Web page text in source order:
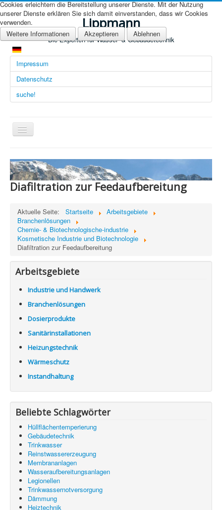
Lippmann
Die Experten für Wasser- & Gebäudetechnik
Impressum
Datenschutz
suche!
Navigation
an/aus
Startseite (Übersicht)
Arbeitsgebiete
Technologien
Information
Produkte & Services
Diafiltration zur Feedaufbereitung
Aktuelle Seite: Startseite
Arbeitsgebiete
Branchenlösungen
Chemie- & Biotechnologische-industrie
Kosmetische Industrie und Biotechnologie
Diafiltration zur Feedaufbereitung
Arbeitsgebiete
Industrie und Handwerk
Branchenlösungen
Dosierprodukte
Sanitärinstallationen
Heizungstechnik
Wärmeschutz
Instandhaltung
Beliebte Schlagwörter
Hüllflächentemperierung
Gebäudetechnik
Trinkwasser
Reinstwassererzeugung
Membrananlagen
Wasseraufbereitungsanlagen
Legionellen
Trinkwassernotversorgung
Dämmung
Heiztechnik
Cookies erleichtern die Bereitstellung unserer Dienste. Mit der Nutzung
unserer Dienste erklären Sie sich damit einverstanden, dass wir Cookies
verwenden.
Weitere Informationen
Akzeptieren Ablehnen